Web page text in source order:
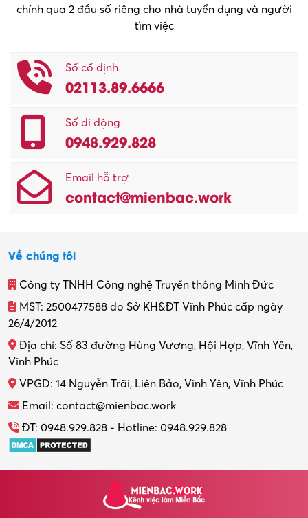
chính qua 2 đầu số riêng cho nhà tuyển dụng và người
tìm việc
Số cố định
02113.89.6666
Số di động
0948.929.828
Email hỗ trợ
contact@mienbac.work
Về chúng tôi
Công ty TNHH Công nghệ Truyền thông Minh Đức
MST: 2500477588 do Sở KH&ĐT Vĩnh Phúc cấp ngày
26/4/2012
Địa chỉ: Số 83 đường Hùng Vương, Hội Hợp, Vĩnh Yên,
Vĩnh Phúc
VPGD: 14 Nguyễn Trãi, Liên Bảo, Vĩnh Yên, Vĩnh Phúc
Email: contact@mienbac.work
ĐT: 0948.929.828 - Hotline: 0948.929.828